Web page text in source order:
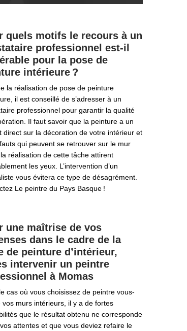
quels motifs le recours à un
professionnel est-il
pour la pose de
intérieure ?
la réalisation de pose de peinture
il est conseillé de s’adresser à un
professionnel pour garantir la qualité
Il faut savoir que la peinture a un
direct sur la décoration de votre intérieur et
qui peuvent se retrouver sur le mur
réalisation de cette tâche attirent
les yeux. L’intervention d’un
vous évitera ce type de désagrément.
Le peintre du Pays Basque !
une maîtrise de vos
dans le cadre de la
de peinture d’intérieur,
intervenir un peintre
à Momas
cas où vous choisissez de peintre vous-
vos murs intérieurs, il y a de fortes
que le résultat obtenu ne corresponde
attentes et que vous deviez refaire le